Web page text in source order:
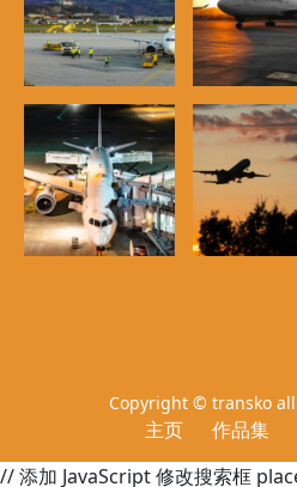
Copyright © transko
主页 作品集
// 添加 JavaScript 修改搜索框